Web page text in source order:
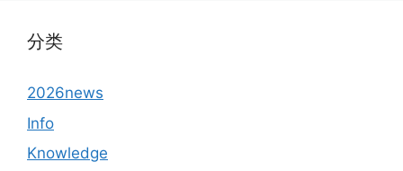
分类
2026news
Info
Knowledge